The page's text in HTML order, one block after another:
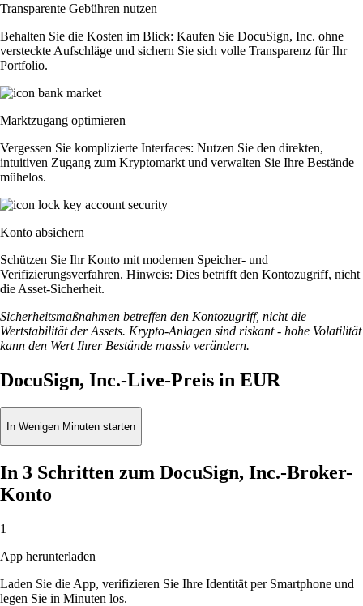
Transparente Gebühren nutzen
Behalten Sie die Kosten im Blick: Kaufen Sie DocuSign, Inc. ohne
versteckte Aufschläge und sichern Sie sich volle Transparenz für Ihr
Portfolio.
Marktzugang optimieren
Vergessen Sie komplizierte Interfaces: Nutzen Sie den direkten,
intuitiven Zugang zum Kryptomarkt und verwalten Sie Ihre Bestände
mühelos.
Konto absichern
Schützen Sie Ihr Konto mit modernen Speicher- und
Verifizierungsverfahren. Hinweis: Dies betrifft den Kontozugriff, nicht
die Asset-Sicherheit.
Sicherheitsmaßnahmen betreffen den Kontozugriff, nicht die
Wertstabilität der Assets. Krypto-Anlagen sind riskant - hohe Volatilität
kann den Wert Ihrer Bestände massiv verändern.
DocuSign, Inc.-Live-Preis in EUR
In Wenigen Minuten starten
In 3 Schritten zum DocuSign, Inc.-Broker-
Konto
1
App herunterladen
Laden Sie die App, verifizieren Sie Ihre Identität per Smartphone und
legen Sie in Minuten los.